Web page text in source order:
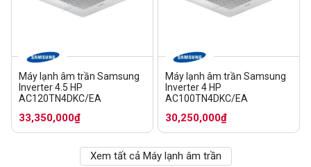
Máy lạnh âm trần Samsung
Inverter 4.5 HP
AC120TN4DKC/EA
33,350,000₫
Máy lạnh âm trần Samsung
Inverter 4 HP
AC100TN4DKC/EA
30,250,000₫
Xem tất cả Máy lạnh âm trần